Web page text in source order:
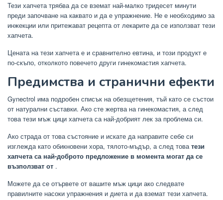
Тези хапчета трябва да се вземат най-малко тридесет минути
преди започване на каквато и да е упражнение. Не е необходимо за
инжекции или притежават рецепта от лекарите да се използват тези
хапчета.
Цената на тези хапчета е и сравнително евтина, и този продукт е
по-скъпо, отколкото повечето други гинекомастия хапчета.
Предимства и странични ефекти
Gynectrol има подробен списък на обезщетения, тъй като се състои
от натурални съставки. Ако сте жертва на гинекомастия, а след
това тези мъж цици хапчета са най-добрият лек за проблема си.
Ако страда от това състояние и искате да направите себе си
изглежда като обикновени хора, тялото-мъдър, а след товатези
хапчета са най-доброто предложение в момента могат да се
възползват от .
Можете да се отървете от вашите мъж цици ако следвате
правилните насоки упражнения и диета и да вземат тези хапчета.